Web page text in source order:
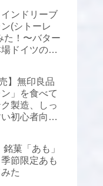
インドリーブ
(シトーレ
た！〜バター
ドイツのシ
】無印良品
ン」を食べて
製造、しっ
初心者向
銘菓「あも」
節限定あも
た